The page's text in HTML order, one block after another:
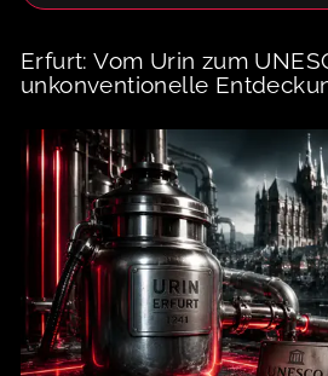
Erfurt: Vom Urin zum
unkonventionelle